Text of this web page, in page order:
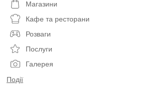
Магазини
Кафе та ресторани
Розваги
Послуги
Галерея
Події